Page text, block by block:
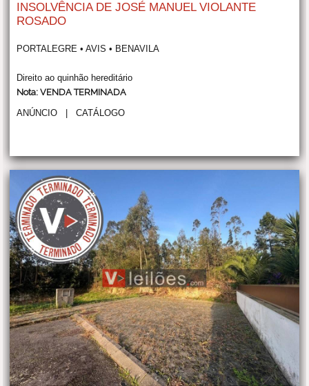
INSOLVÊNCIA DE JOSÉ MANUEL VIOLANTE
ROSADO
PORTALEGRE • AVIS • BENAVILA
Direito ao quinhão hereditário
Nota: VENDA TERMINADA
ANÚNCIO |CATÁLOGO